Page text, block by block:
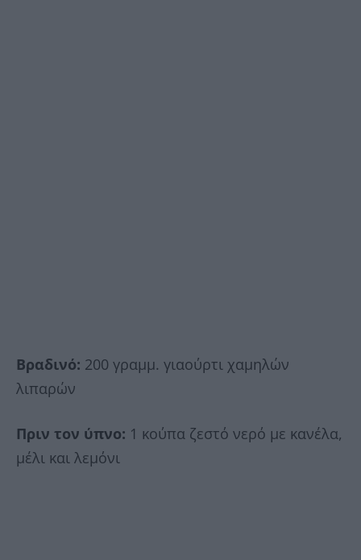
Βραδινό: 200 γραμμ. γιαούρτι χαμηλών
λιπαρών
Πριν τον ύπνο: 1 κούπα ζεστό νερό με κανέλα,
μέλι και λεμόνι